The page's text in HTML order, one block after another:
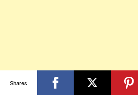
Shares